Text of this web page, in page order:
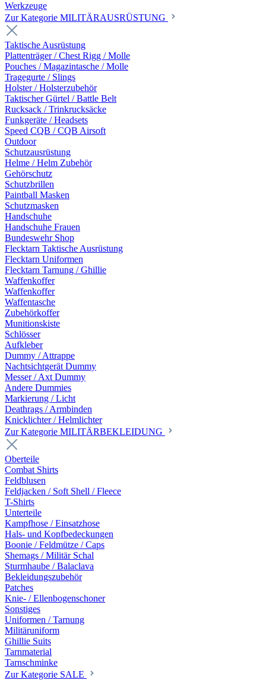
Werkzeuge
Zur Kategorie MILITÄRAUSRÜSTUNG
Taktische Ausrüstung
Plattenträger / Chest Rigg / Molle
Pouches / Magazintasche / Molle
Tragegurte / Slings
Holster / Holsterzubehör
Taktischer Gürtel / Battle Belt
Rucksack / Trinkrucksäcke
Funkgeräte / Headsets
Speed CQB / CQB Airsoft
Outdoor
Schutzausrüstung
Helme / Helm Zubehör
Gehörschutz
Schutzbrillen
Paintball Masken
Schutzmasken
Handschuhe
Handschuhe Frauen
Bundeswehr Shop
Flecktarn Taktische Ausrüstung
Flecktarn Uniformen
Flecktarn Tarnung / Ghillie
Waffenkoffer
Waffenkoffer
Waffentasche
Zubehörkoffer
Munitionskiste
Schlösser
Aufkleber
Dummy / Attrappe
Nachtsichtgerät Dummy
Messer / Axt Dummy
Andere Dummies
Markierung / Licht
Deathrags / Armbinden
Knicklichter / Helmlichter
Zur Kategorie MILITÄRBEKLEIDUNG
Oberteile
Combat Shirts
Feldblusen
Feldjacken / Soft Shell / Fleece
T-Shirts
Unterteile
Kampfhose / Einsatzhose
Hals- und Kopfbedeckungen
Boonie / Feldmütze / Caps
Shemags / Militär Schal
Sturmhaube / Balaclava
Bekleidungszubehör
Patches
Knie- / Ellenbogenschoner
Sonstiges
Uniformen / Tarnung
Militäruniform
Ghillie Suits
Tarnmaterial
Tarnschminke
Zur Kategorie SALE